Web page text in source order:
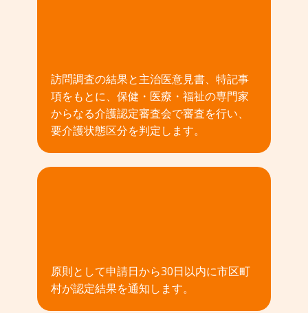
訪問調査の結果と主治医意見書、特記事
項をもとに、保健・医療・福祉の専門家
からなる介護認定審査会で審査を行い、
要介護状態区分を判定します。
原則として申請日から30日以内に市区町
村が認定結果を通知します。